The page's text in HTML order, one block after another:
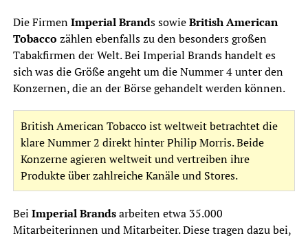
Die FirmenImperial Brands sowieBritish American
Tobacco zählen ebenfalls zu den besonders großen
Tabakfirmen der Welt. Bei Imperial Brands handelt es
sich was die Größe angeht um die Nummer 4 unter den
Konzernen, die an der Börse gehandelt werden können.
British American Tobacco ist weltweit betrachtet die
klare Nummer 2 direkt hinter Philip Morris. Beide
Konzerne agieren weltweit und vertreiben ihre
Produkte über zahlreiche Kanäle und Stores.
Bei Imperial Brandsarbeiten etwa 35.000
Mitarbeiterinnen und Mitarbeiter. Diese tragen dazu bei,